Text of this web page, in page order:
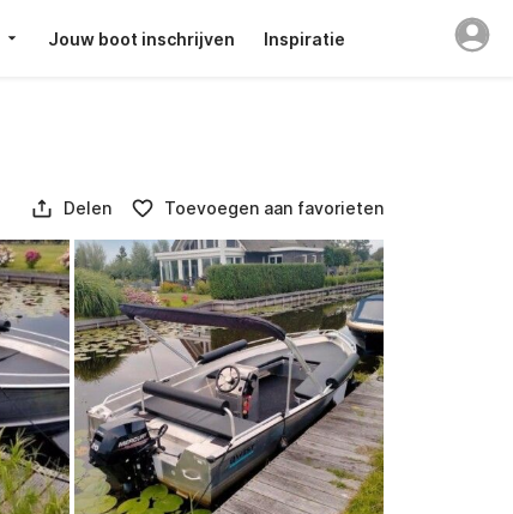
Jouw boot inschrijven Inspiratie
Delen Toevoegen aan favorieten